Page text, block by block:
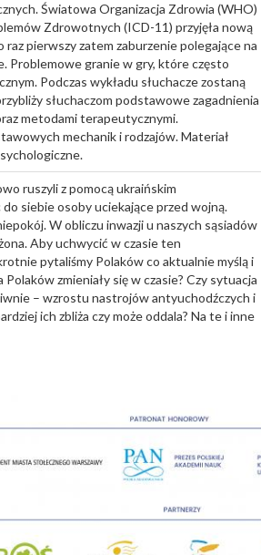
Światowa Organizacja Zdrowia (WHO)
Zdrowotnych (ICD-11) przyjęła nową
pierwszy zatem zaburzenie polegające na
Problemowe granie w gry, które często
Podczas wykładu słuchacze zostaną
słuchaczom podstawowe zagadnienia
metodami terapeutycznymi.
mechanik i rodzajów. Materiał
ruszyli z pomocą ukraińskim
siebie osoby uciekające przed wojną.
W obliczu inwazji u naszych sąsiadów
Aby uchwycić w czasie ten
pytaliśmy Polaków co aktualnie myślą i
zmieniały się w czasie? Czy sytuacja
– wzrostu nastrojów antyuchodźczych i
ich zbliża czy może oddala? Na te i inne